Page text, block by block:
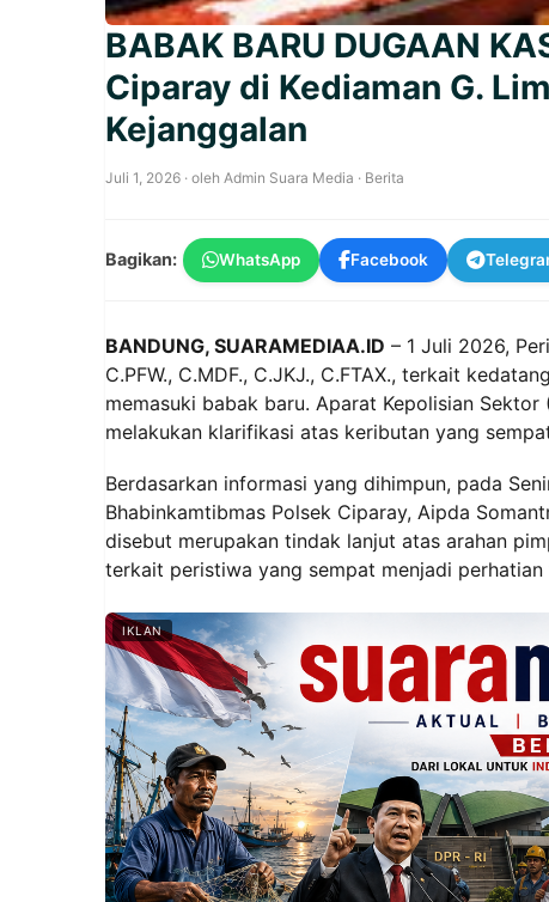
BABAK BARU DUGAAN
Ciparay di Kediaman G.
Kejanggalan
Juli 1, 2026 · oleh Admin Suara Media · Berita
Bagikan: WhatsApp Facebook
BANDUNG, SUARAMEDIAA.ID – 1 Juli 2026,
C.PFW., C.MDF., C.JKJ., C.FTAX., terkait
memasuki babak baru. Aparat Kepolisian
melakukan klarifikasi atas keributan yang
Berdasarkan informasi yang dihimpun, pada
Bhabinkamtibmas Polsek Ciparay, Aipda
disebut merupakan tindak lanjut atas arahan
terkait peristiwa yang sempat menjadi perhatian
IKLAN